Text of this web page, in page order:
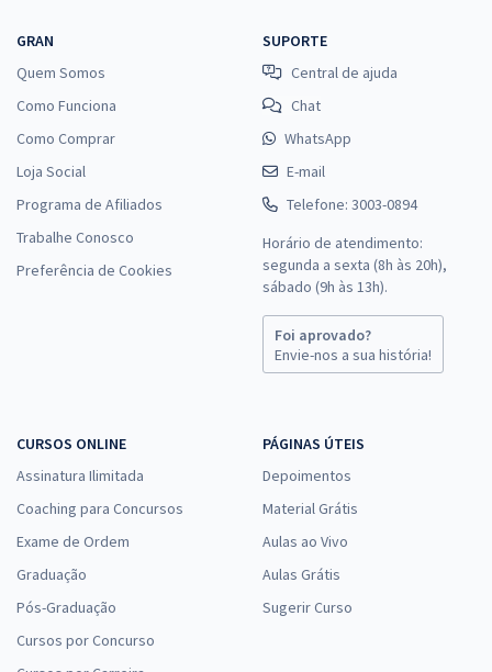
GRAN
Quem Somos
Como Funciona
Como Comprar
Loja Social
Programa de Afiliados
Trabalhe Conosco
Preferência de Cookies
SUPORTE
Central de ajuda
Chat
WhatsApp
E-mail
Telefone: 3003-0894
Horário de atendimento:
segunda a sexta (8h às 20h),
sábado (9h às 13h).
Foi aprovado?
Envie-nos a sua história!
CURSOS ONLINE
Assinatura Ilimitada
Coaching para Concursos
Exame de Ordem
Graduação
Pós-Graduação
Cursos por Concurso
PÁGINAS ÚTEIS
Depoimentos
Material Grátis
Aulas ao Vivo
Aulas Grátis
Sugerir Curso